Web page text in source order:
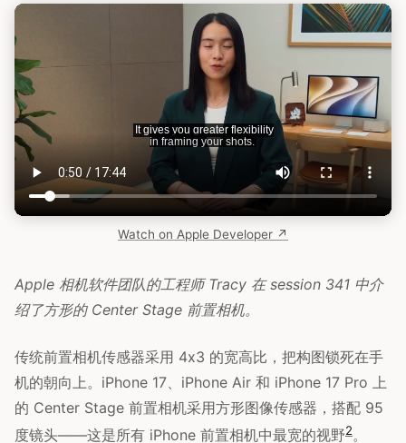
Watch on Apple Developer ↗
Apple 相机软件团队的工程师 Tracy 在 session 341 中介
绍了方形的 Center Stage 前置相机。
传统前置相机传感器采用 4x3 的宽高比，把构图锁死在手
机的朝向上。iPhone 17、iPhone Air 和 iPhone 17 Pro 上
的 Center Stage 前置相机采用方形图像传感器，搭配 95
度镜头——这是所有 iPhone 前置相机中最宽的视野2。